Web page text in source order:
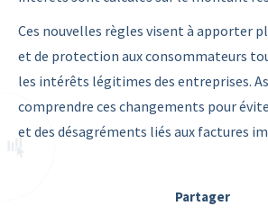
Ces nouvelles règles visent à apporter
et de protection aux consommateurs
les intérêts légitimes des entreprises.
comprendre ces changements pour
et des désagréments liés aux factures
Partager